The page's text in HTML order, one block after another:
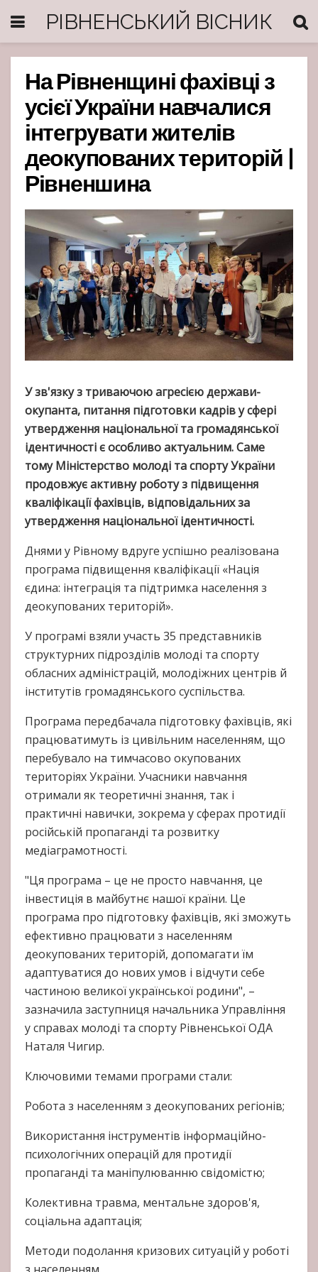
РІВНЕНСЬКИЙ ВІСНИК
На Рівненщині фахівці з
усієї України навчалися
інтегрувати жителів
деокупованих територій |
Рівненшина
У зв'язку з триваючою агресією держави-
окупанта, питання підготовки кадрів у сфері
утвердження національної та громадянської
ідентичності є особливо актуальним. Саме
тому Міністерство молоді та спорту України
продовжує активну роботу з підвищення
кваліфікації фахівців, відповідальних за
утвердження національної ідентичності.
Днями у Рівному вдруге успішно реалізована
програма підвищення кваліфікації «Нація
єдина: інтеграція та підтримка населення з
деокупованих територій».
У програмі взяли участь 35 представників
структурних підрозділів молоді та спорту
обласних адміністрацій, молодіжних центрів й
інститутів громадянського суспільства.
Програма передбачала підготовку фахівців, які
працюватимуть із цивільним населенням, що
перебувало на тимчасово окупованих
територіях України. Учасники навчання
отримали як теоретичні знання, так і
практичні навички, зокрема у сферах протидії
російській пропаганді та розвитку
медіаграмотності.
"Ця програма – це не просто навчання, це
інвестиція в майбутнє нашої країни. Це
програма про підготовку фахівців, які зможуть
ефективно працювати з населенням
деокупованих територій, допомагати їм
адаптуватися до нових умов і відчути себе
частиною великої української родини", –
зазначила заступниця начальника Управління
у справах молоді та спорту Рівненської ОДА
Наталя Чигир.
Ключовими темами програми стали:
Робота з населенням з деокупованих регіонів;
Використання інструментів інформаційно-
психологічних операцій для протидії
пропаганді та маніпулюванню свідомістю;
Колективна травма, ментальне здоров'я,
соціальна адаптація;
Методи подолання кризових ситуацій у роботі